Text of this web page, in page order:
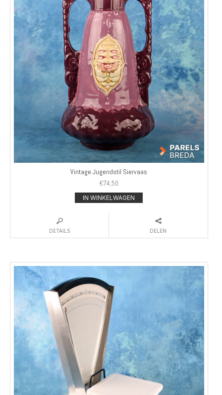
Vintage Jugendstil Siervaas
€74,50
IN WINKELWAGEN
DETAILS DELEN